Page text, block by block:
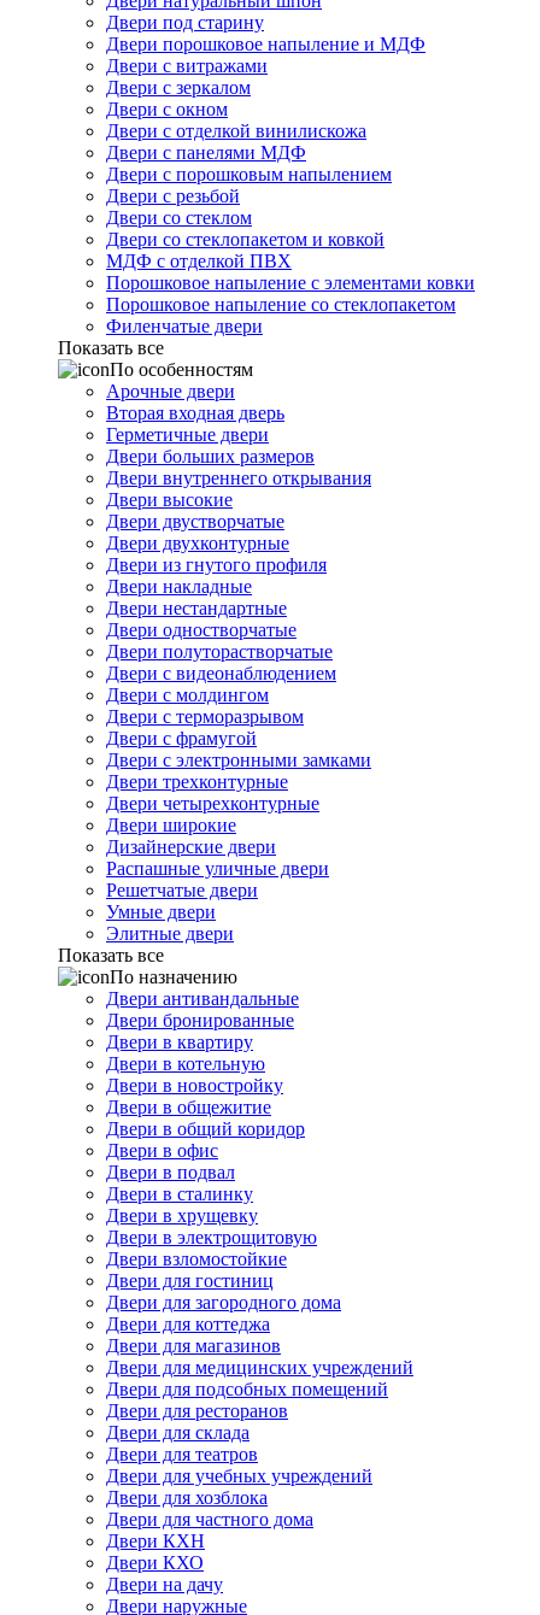
Двери под старину
Двери порошковое напыление и МДФ
Двери с витражами
Двери с зеркалом
Двери с окном
Двери с отделкой винилискожа
Двери с панелями МДФ
Двери с порошковым напылением
Двери с резьбой
Двери со стеклом
Двери со стеклопакетом и ковкой
МДФ с отделкой ПВХ
Порошковое напыление с элементами ковки
Порошковое напыление со стеклопакетом
Филенчатые двери
Показать все
По особенностям
Арочные двери
Вторая входная дверь
Герметичные двери
Двери больших размеров
Двери внутреннего открывания
Двери высокие
Двери двустворчатые
Двери двухконтурные
Двери из гнутого профиля
Двери накладные
Двери нестандартные
Двери одностворчатые
Двери полуторастворчатые
Двери с видеонаблюдением
Двери с молдингом
Двери с терморазрывом
Двери с фрамугой
Двери с электронными замками
Двери трехконтурные
Двери четырехконтурные
Двери широкие
Дизайнерские двери
Распашные уличные двери
Решетчатые двери
Умные двери
Элитные двери
Показать все
По назначению
Двери антивандальные
Двери бронированные
Двери в квартиру
Двери в котельную
Двери в новостройку
Двери в общежитие
Двери в общий коридор
Двери в офис
Двери в подвал
Двери в сталинку
Двери в хрущевку
Двери в электрощитовую
Двери взломостойкие
Двери для гостиниц
Двери для загородного дома
Двери для коттеджа
Двери для магазинов
Двери для медицинских учреждений
Двери для подсобных помещений
Двери для ресторанов
Двери для склада
Двери для театров
Двери для учебных учреждений
Двери для хозблока
Двери для частного дома
Двери КХН
Двери КХО
Двери на дачу
Двери наружные